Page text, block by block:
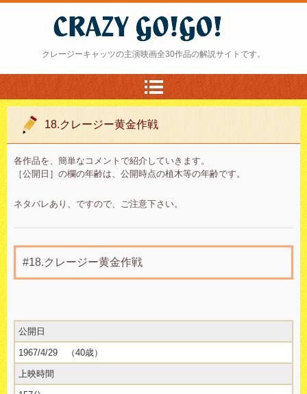
クレージー・ゴーゴー
クレージーキャッツの主演映画全30作品の解説サイトです。
18.クレージー黄金作戦
各作品を、簡単なコメントで紹介していきます。
［公開日］の欄の年齢は、公開時点の植木等の年齢です。
ネタバレあり、ですので、ご注意下さい。
#18.クレージー黄金作戦
公開日
1967/4/29 （40歳）
上映時間